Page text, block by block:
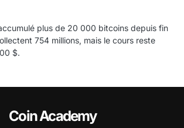
plus de 20 000 bitcoins depuis fin
754 millions, mais le cours reste
$.
Coin Academy